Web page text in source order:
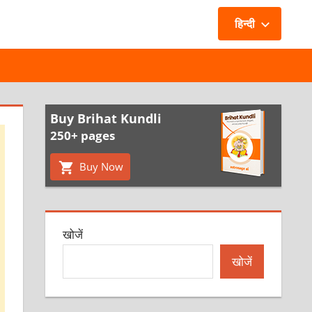
हिन्दी
Buy Brihat Kundli
250+ pages
Buy Now
खोजें
खोजें